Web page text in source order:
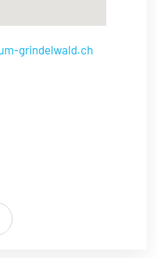
grindelwald.ch